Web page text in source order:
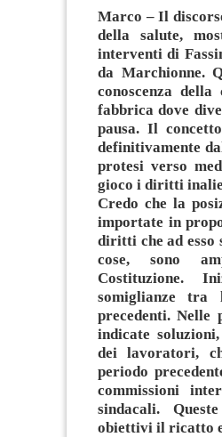
Marco – Il
della salute,
interventi di
da Marchionne.
conoscenza
fabbrica dove
pausa. Il
definitivamente
protesi verso
gioco i diritti
Credo che la
importate in
diritti che ad esso
cose, sono
Costituzione.
somiglianze
precedenti. Nelle
indicate
dei lavoratori,
periodo
commissioni
sindacali.
obiettivi il ricatto